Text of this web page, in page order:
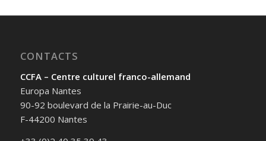
CONTACTS
CCFA – Centre culturel franco-allemand
Europa Nantes
90-92 boulevard de la Prairie-au-Duc
F-44200 Nantes